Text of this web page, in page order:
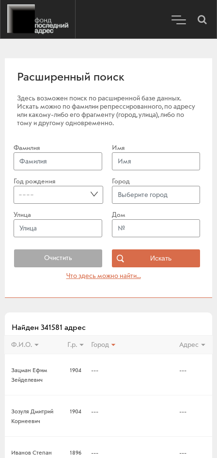
Расширенный поиск
Здесь возможен поиск по расширенной базе данных.
Искать можно по фамилии репрессированного, по адресу
или какому-либо его фрагменту (город, улица), либо по
тому и другому одновременно.
Фамилия Имя
Год рождения
----
Город
Улица Дом
Очистить
Что здесь можно найти...
Найден 341581 адрес
Ф.И.О. Г.р. Город Адрес
Зацман Ефим
Зейделевич
1904 --- ---
Зозуля Дмитрий
Корнеевич
1904 --- ---
Иванов Степан
1896 --- ---